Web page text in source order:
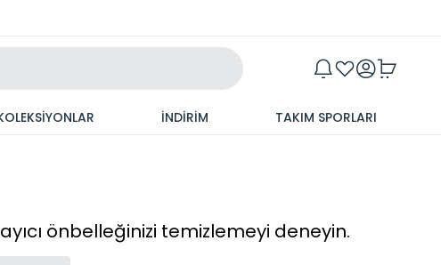
İNDİRİM TAKIM SPORLARI
önbelleğinizi temizlemeyi deneyin.